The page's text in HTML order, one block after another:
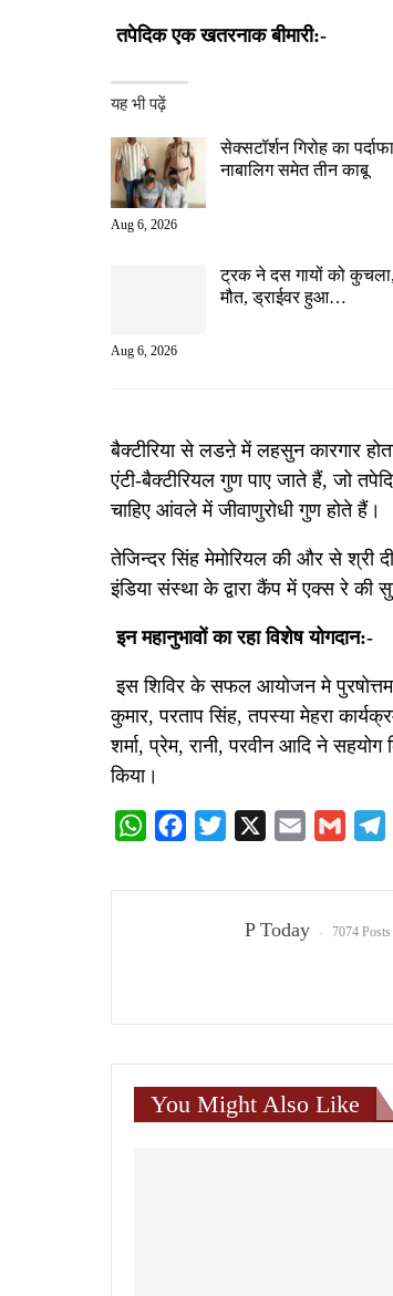
तपेदिक एक खतरनाक बीमारी:-
यह भी पढ़ें
सेक्सटॉर्शन गिरोह का
नाबालिग समेत तीन काबू
Aug 6, 2026
ट्रक ने दस गायों को
मौत, ड्राईवर हुआ…
Aug 6, 2026
बैक्टीरिया से लडऩे में लहसुन कारगार
एंटी-बैक्टीरियल गुण पाए जाते हैं, जो
चाहिए आंवले में जीवाणुरोधी गुण होते हैं।
तेजिन्दर सिंह मेमोरियल की और से श्री
इंडिया संस्था के द्वारा कैंप में एक्स रे की
इन महानुभावों का रहा विशेष योगदान:-
इस शिविर के सफल आयोजन मे
कुमार, परताप सिंह, तपस्या मेहरा
शर्मा, प्रेम, रानी, परवीन आदि ने
किया।
WhatsAppFacebook
Twitter Email Gmail
P Today 7074 Posts
You Might Also Like